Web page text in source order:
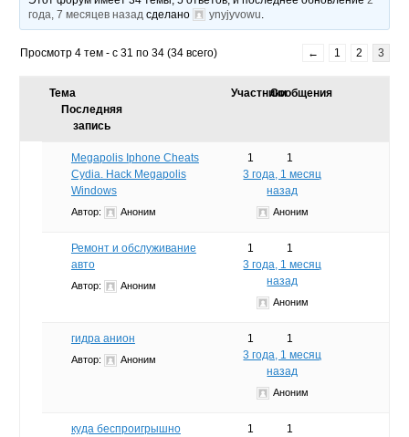
года, 7 месяцев назад сделано ynyjyvowu
Просмотр 4 тем - с 31 по 34 (34 всего) ← 1 2 3
Тема УчастникиСообщения
Последняя
запись
Megapolis Iphone Cheats
Cydia. Hack Megapolis
Windows
Автор: Аноним
1
1
3 года, 1 месяц
назад
Аноним
Ремонт и обслуживание
авто
Автор: Аноним
1
1
3 года, 1 месяц
назад
Аноним
гидра анион
Автор: Аноним
1
1
3 года, 1 месяц
назад
Аноним
куда беспроигрышно
1
1